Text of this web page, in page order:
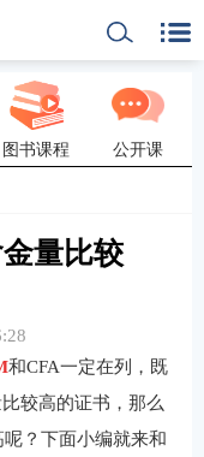
图书课程 公开课
量比较
和CFA一定在列，既
较高的证书，那么
？下面小编就来和